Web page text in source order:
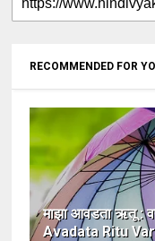
RECOMMENDED FOR
माझा आवडता ऋतू :
Avadata Ritu